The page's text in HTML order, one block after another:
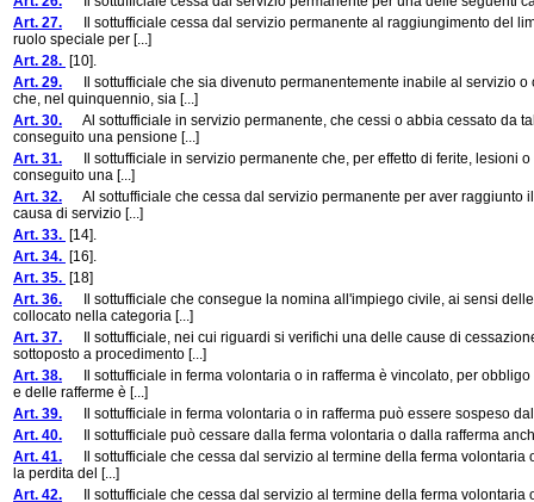
Art. 27. Il sottufficiale cessa dal servizio permanente al raggiungimento del
ruolo speciale per [...]
Art. 28. [10].
Art. 29. Il sottufficiale che sia divenuto permanentemente inabile al servizio
che, nel quinquennio, sia [...]
Art. 30. Al sottufficiale in servizio permanente, che cessi o abbia cessato da
conseguito una pensione [...]
Art. 31. Il sottufficiale in servizio permanente che, per effetto di ferite, lesioni
conseguito una [...]
Art. 32. Al sottufficiale che cessa dal servizio permanente per aver raggiunto
causa di servizio [...]
Art. 33. [14].
Art. 34. [16].
Art. 35. [18]
Art. 36. Il sottufficiale che consegue la nomina all'impiego civile, ai sensi
collocato nella categoria [...]
Art. 37. Il sottufficiale, nei cui riguardi si verifichi una delle cause di
sottoposto a procedimento [...]
Art. 38. Il sottufficiale in ferma volontaria o in rafferma è vincolato, per
e delle rafferme è [...]
Art. 39. Il sottufficiale in ferma volontaria o in rafferma può essere sospeso
Art. 40. Il sottufficiale può cessare dalla ferma volontaria o dalla rafferma
Art. 41. Il sottufficiale che cessa dal servizio al termine della ferma volontaria
la perdita del [...]
Art. 42. Il sottufficiale che cessa dal servizio al termine della ferma volontaria